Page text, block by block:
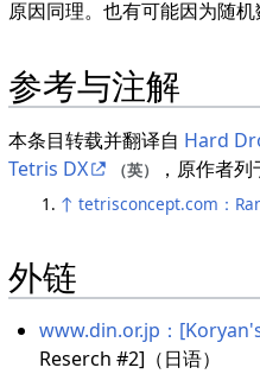
原因同理。也有可能因为随机
参考与注解
本条目转载并翻译自 Hard
Tetris DX
（英） ，原作者列
↑ tetrisconcept.com：
外链
www.din.or.jp：
Reserch #2]（日语）